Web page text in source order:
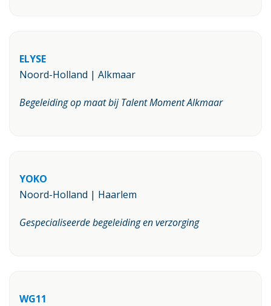
ELYSE
Noord-Holland | Alkmaar
Begeleiding op maat bij Talent Moment Alkmaar
YOKO
Noord-Holland | Haarlem
Gespecialiseerde begeleiding en verzorging
WG11